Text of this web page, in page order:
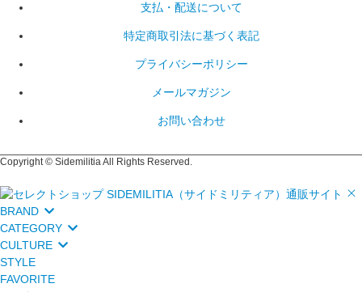
支払・配送について
特定商取引法に基づく表記
プライバシーポリシー
メールマガジン
お問い合わせ
Copyright © Sidemilitia All Rights Reserved.
BRAND
CATEGORY
CULTURE
STYLE
FAVORITE